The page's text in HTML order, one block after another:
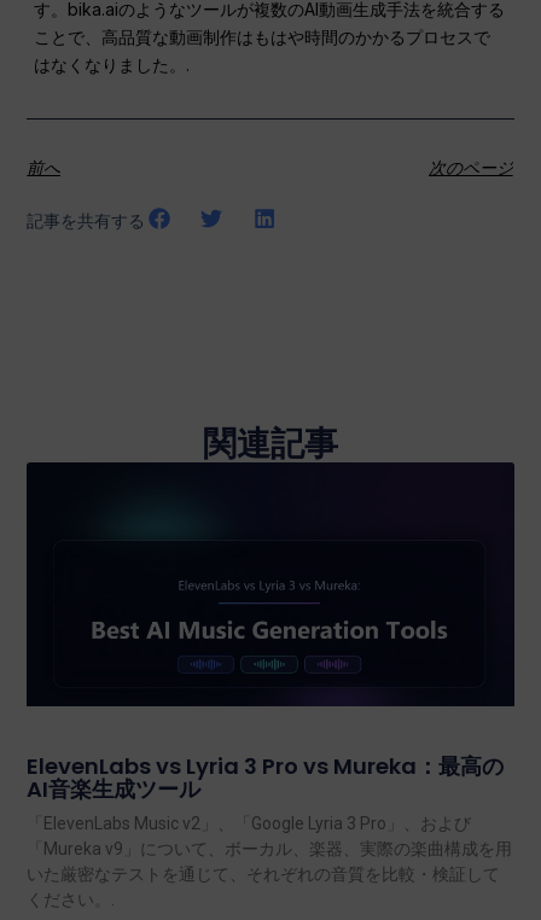
す。bika.aiのようなツールが複数のAI動画生成手法を統合する
ことで、高品質な動画制作はもはや時間のかかるプロセスで
はなくなりました。.
前へ 次のページ
記事を共有する
関連記事
ElevenLabs vs Lyria 3 Pro vs Mureka：最高の
AI音楽生成ツール
「ElevenLabs Music v2」、「Google Lyria 3 Pro」、および
「Mureka v9」について、ボーカル、楽器、実際の楽曲構成を用
いた厳密なテストを通じて、それぞれの音質を比較・検証して
ください。.